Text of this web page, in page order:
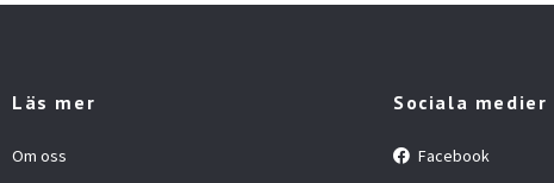
Läs mer
Om oss
Sociala medier
Facebook